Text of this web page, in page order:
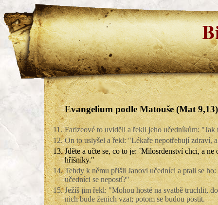
Evangelium podle Matouše (Mat 9,13)
11. Farizeové to uviděli a řekli jeho učedníkům:
12. On to uslyšel a řekl: "Lékaře nepotřebují zdraví,
13. Jděte a učte se, co to je: `Milosrdenství chci, a
hříšníky."
14. Tehdy k němu přišli Janovi učedníci a ptali se
učedníci se nepostí?"
15. Ježíš jim řekl: "Mohou hosté na svatbě truchlit,
nich bude ženich vzat; potom se budou postit.